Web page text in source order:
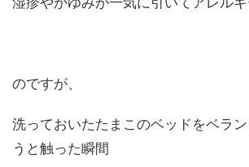
のですが、
洗っておいたたまこのベッドをベラ
うと触った瞬間